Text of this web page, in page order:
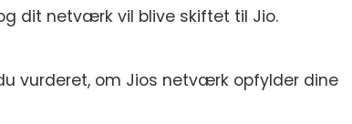
dit netværk vil blive skiftet til Jio.
vurderet, om Jios netværk opfylder dine